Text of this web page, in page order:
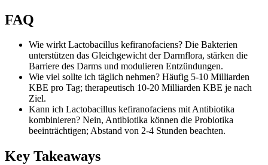
FAQ
Wie wirkt Lactobacillus kefiranofaciens? Die Bakterien
unterstützen das Gleichgewicht der Darmflora, stärken die
Barriere des Darms und modulieren Entzündungen.
Wie viel sollte ich täglich nehmen? Häufig 5-10 Milliarden
KBE pro Tag; therapeutisch 10-20 Milliarden KBE je nach
Ziel.
Kann ich Lactobacillus kefiranofaciens mit Antibiotika
kombinieren? Nein, Antibiotika können die Probiotika
beeinträchtigen; Abstand von 2-4 Stunden beachten.
Key Takeaways